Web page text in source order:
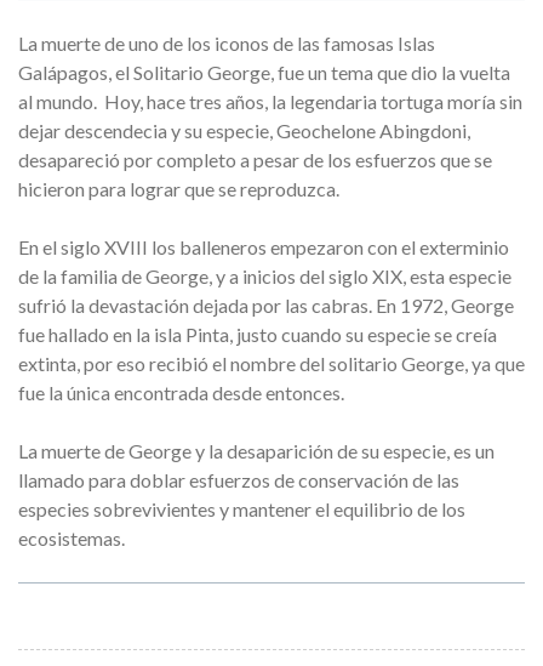
La muerte de uno de los iconos de las famosas Islas
Galápagos, el Solitario George, fue un tema que dio la vuelta
al mundo. Hoy, hace tres años, la legendaria tortuga moría sin
dejar descendecia y su especie, Geochelone Abingdoni,
desapareció por completo a pesar de los esfuerzos que se
hicieron para lograr que se reproduzca.
En el siglo XVIII los balleneros empezaron con el exterminio
de la familia de George, y a inicios del siglo XIX, esta especie
sufrió la devastación dejada por las cabras. En 1972, George
fue hallado en la isla Pinta, justo cuando su especie se creía
extinta, por eso recibió el nombre del solitario George, ya que
fue la única encontrada desde entonces.
La muerte de George y la desaparición de su especie, es un
llamado para doblar esfuerzos de conservación de las
especies sobrevivientes y mantener el equilibrio de los
ecosistemas.​